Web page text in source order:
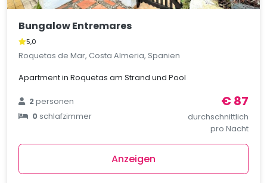
Bungalow Entremares
5,0
Roquetas de Mar, Costa Almeria, Spanien
Apartment in Roquetas am Strand und Pool
2personen
0schlafzimmer
€ 87
durchschnittlich
pro Nacht
Anzeigen